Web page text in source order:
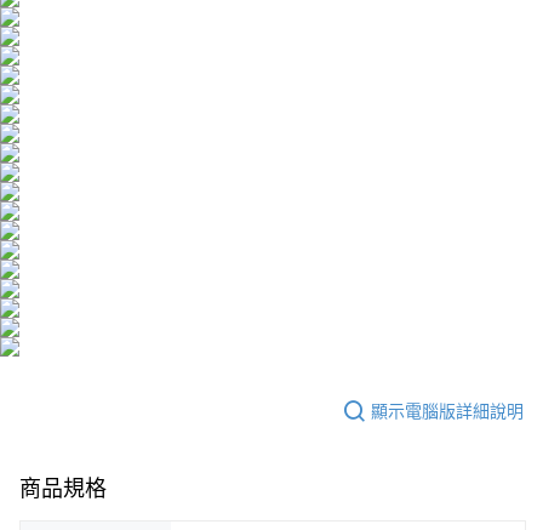
顯示電腦版詳細說明
商品規格